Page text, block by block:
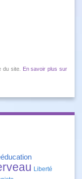
du site.
En savoir plus sur
Liberté